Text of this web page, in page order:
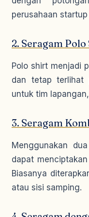
perusahaan
2. Seragam
Polo shirt menjadi
dan tetap terlihat
untuk tim
3. Seragam
Menggunakan
dapat
Biasanya
atau sisi samping.